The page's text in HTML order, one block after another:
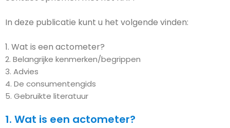
In deze publicatie kunt u het volgende vinden:
1. Wat is een actometer?
2. Belangrijke kenmerken/begrippen
3. Advies
4. De consumentengids
5. Gebruikte literatuur
1. Wat is een actometer?